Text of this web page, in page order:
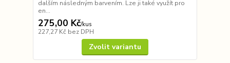
dalším následným barvením. Lze ji také využít pro
en...
275,00 Kč/kus
227,27 Kč bez DPH
Zvolit variantu